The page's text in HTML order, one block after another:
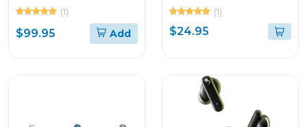
WIRELESS CON
CANCELACIÓN DE
RUIDO
(1)
$99.95 Add
bluetooth dorado
(1)
$24.95